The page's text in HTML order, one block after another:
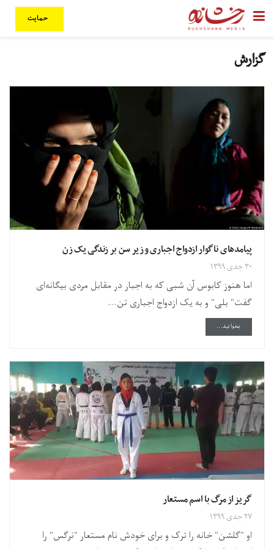
حمایت
گزارش
پیامدهای ناگوار ازدواج اجباری و زیر سن بر زندگی یک زن
۳۰ جدی ۱۳۹۹
اما هنوز کابوس آن شبی که به اجبار در مقابل مردی بیگانه‌ای
گفت" بلی" و به یک ازدواج اجباری تن...
بخوانید...
گریز از مرگ با اسم مستعار
۲۷ جدی ۱۳۹۹
او "گلشن" خانه را ترک و برای خودش نام مستعار "نرگس" را